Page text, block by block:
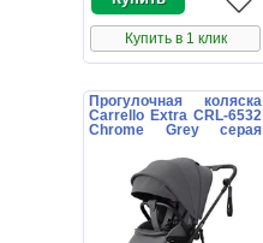
Купить в 1 клик
Прогулочная коляска
Carrello Extra CRL-6532
Chrome Grey серая